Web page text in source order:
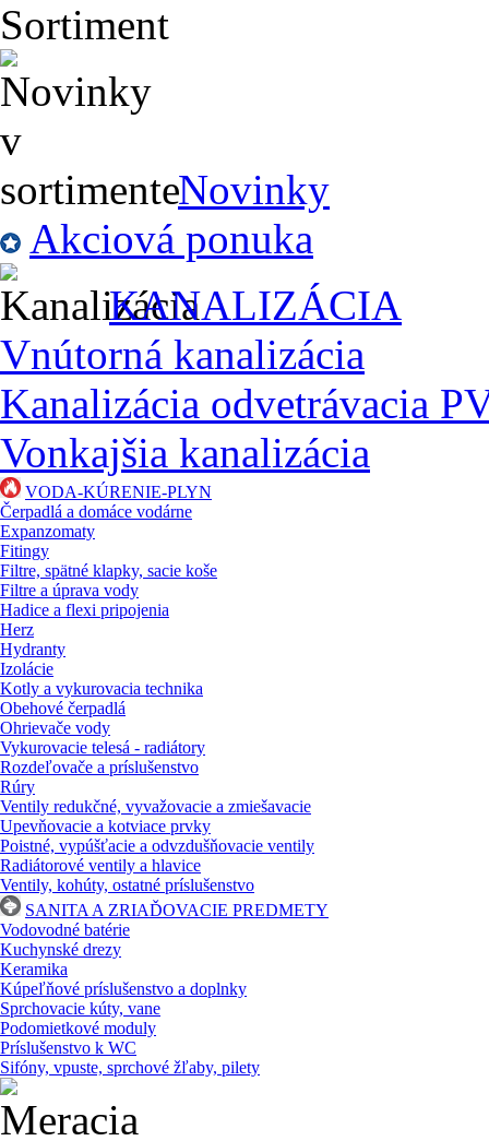
Sortiment
Novinky
Akciová ponuka
KANALIZÁCIA
Vnútorná kanalizácia
Kanalizácia odvetrávacia
Vonkajšia kanalizácia
VODA-KÚRENIE-PLYN
Čerpadlá a domáce vodárne
Expanzomaty
Fitingy
Filtre, spätné klapky, sacie koše
Filtre a úprava vody
Hadice a flexi pripojenia
Herz
Hydranty
Izolácie
Kotly a vykurovacia technika
Obehové čerpadlá
Ohrievače vody
Vykurovacie telesá - radiátory
Rozdeľovače a príslušenstvo
Rúry
Ventily redukčné, vyvažovacie a zmiešavacie
Upevňovacie a kotviace prvky
Poistné, vypúšťacie a odvzdušňovacie ventily
Radiátorové ventily a hlavice
Ventily, kohúty, ostatné príslušenstvo
SANITA A ZRIAĎOVACIE PREDMETY
Vodovodné batérie
Kuchynské drezy
Keramika
Kúpeľňové príslušenstvo a doplnky
Sprchovacie kúty, vane
Podomietkové moduly
Príslušenstvo k WC
Sifóny, vpuste, sprchové žľaby, pilety